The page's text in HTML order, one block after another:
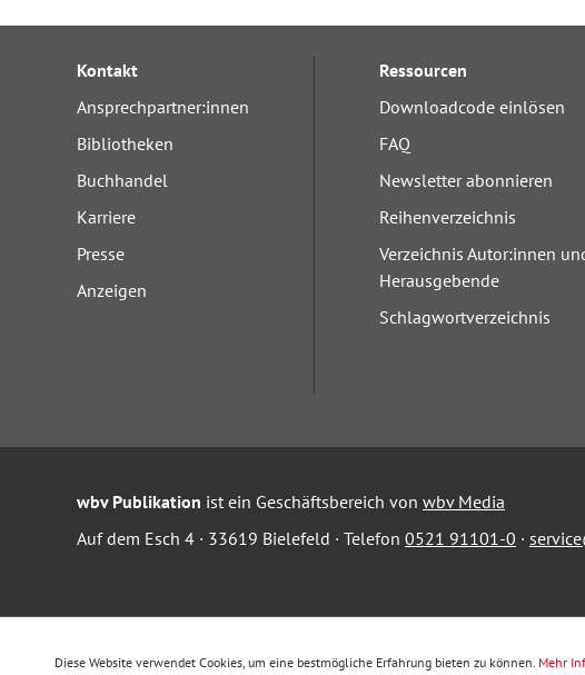
Kontakt
Ansprechpartner:innen
Bibliotheken
Buchhandel
Karriere
Presse
Anzeigen
Ressourcen
Downloadcode einlösen
FAQ
Newsletter abonnieren
Reihenverzeichnis
Verzeichnis Autor:innen
Herausgebende
Schlagwortverzeichnis
wbv Publikation ist ein Geschäftsbereich von wbv Media
Auf dem Esch 4 · 33619 Bielefeld · Telefon 0521 91101-0 ·
Diese Website verwendet Cookies, um eine bestmögliche Erfahrung bieten zu können. Mehr